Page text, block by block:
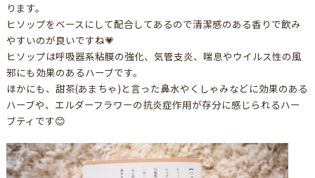
ります。
ヒソップをベースにして配合してあるので清潔感のある香りで飲み
やすいのが良いですね💗
ヒソップは呼吸器系粘膜の強化、気管支炎、喘息やウイルス性の風
邪にも効果のあるハーブです。
ほかにも、甜茶(あまちゃ)と言った鼻水やくしゃみなどに効果のある
ハーブや、エルダーフラワーの抗炎症作用が存分に感じられるハー
ブティです😊